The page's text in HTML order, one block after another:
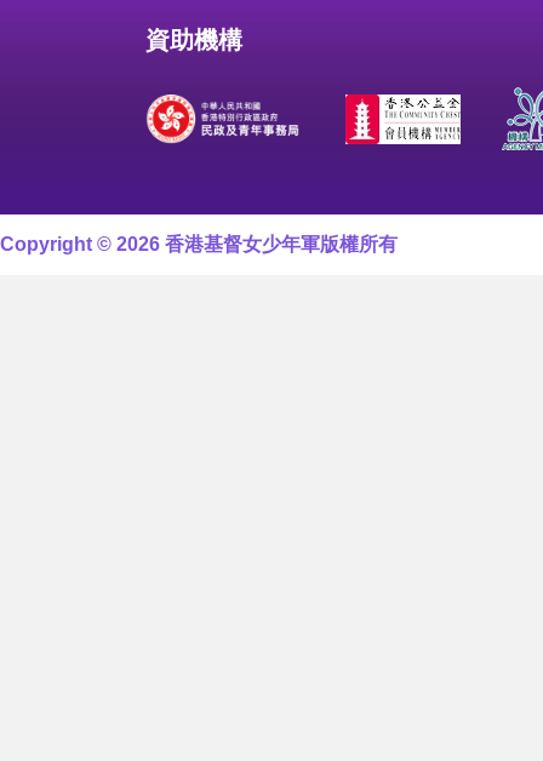
資助機構
Copyright © 2026 香港基督女少年軍版權所有